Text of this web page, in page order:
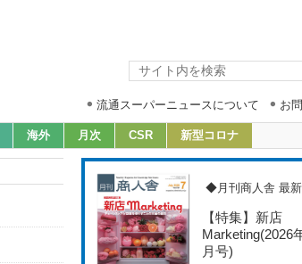
流通スーパーニュースについて お
海外 月次 CSR 新型コロナ
◆月刊商人舎 最
【特集】新店
Marketing(2026
月号)